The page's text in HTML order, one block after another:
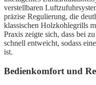
verstellbaren
präzise Regulierung, die
klassischen Holzkohlegrills
Praxis zeigte sich, dass bei
schnell entweicht, sodass
ist.
Bedienkomfort und